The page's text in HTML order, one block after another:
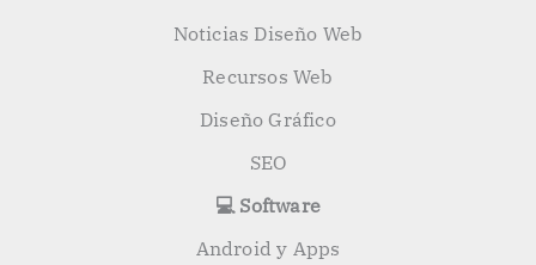
Noticias Diseño Web
Recursos Web
Diseño Gráfico
SEO
💻 Software
Android y Apps